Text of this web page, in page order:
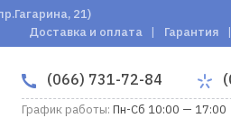
21)
Доставка и оплата Гарантия
(066) 731-72-84
График работы: Пн-Сб 10:00 — 17:00